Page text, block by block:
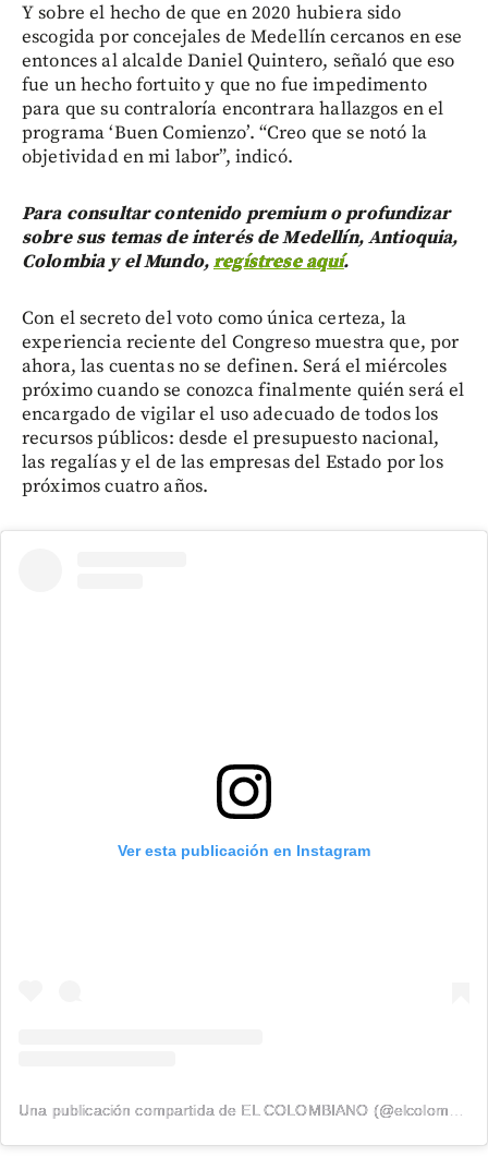
Y sobre el hecho de que en 2020 hubiera sido
escogida por concejales de Medellín cercanos en ese
entonces al alcalde Daniel Quintero, señaló que eso
fue un hecho fortuito y que no fue impedimento
para que su contraloría encontrara hallazgos en el
programa ‘Buen Comienzo’. “Creo que se notó la
objetividad en mi labor”, indicó.
Para consultar contenido premium o profundizar
sobre sus temas de interés de Medellín, Antioquia,
Colombia y el Mundo,regístrese aquí.
Con el secreto del voto como única certeza, la
experiencia reciente del Congreso muestra que, por
ahora, las cuentas no se definen. Será el miércoles
próximo cuando se conozca finalmente quién será el
encargado de vigilar el uso adecuado de todos los
recursos públicos: desde el presupuesto nacional,
las regalías y el de las empresas del Estado por los
próximos cuatro años.
Ver esta publicación en Instagram